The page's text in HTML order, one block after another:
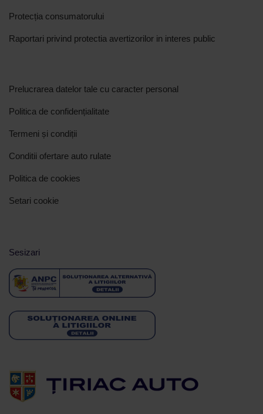
Protecția consumatorului
Raportari privind protectia avertizorilor in interes public
Prelucrarea datelor tale cu caracter personal
Politica de confidențialitate
Termeni și condiții
Conditii ofertare auto rulate
Politica de cookies
Setari cookie
Sesizari